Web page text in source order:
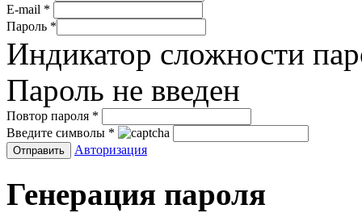
E-mail *
Пароль *
Индикатор сложности
Пароль не введен
Повтор пароля *
Введите символы *
Авторизация
Генерация пароля